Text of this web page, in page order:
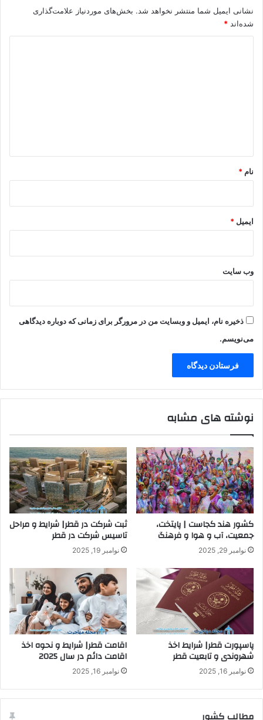
نشانی ایمیل شما منتشر نخواهد شد. بخش‌های موردنیاز علامت‌گذاری
شده‌اند *
نام *
ایمیل *
وب‌ سایت
ذخیره نام، ایمیل و وبسایت من در مرورگر برای زمانی که دوباره دیدگاهی
می‌نویسم.
نوشته های مشابه
کشور هند کجاست | پایتخت،
جمعیت، آب و هوا و فرهنگ
نوامبر 29, 2025
ثبت شرکت در قطر| شرایط و مراحل
تاسیس شرکت در قطر
نوامبر 19, 2025
پاسپورت قطر| شرایط اخذ
شهروندی و تابعیت قطر
نوامبر 16, 2025
اقامت قطر| شرایط و نحوه اخذ
اقامت دائم در سال 2025
نوامبر 16, 2025
مطالب کشور